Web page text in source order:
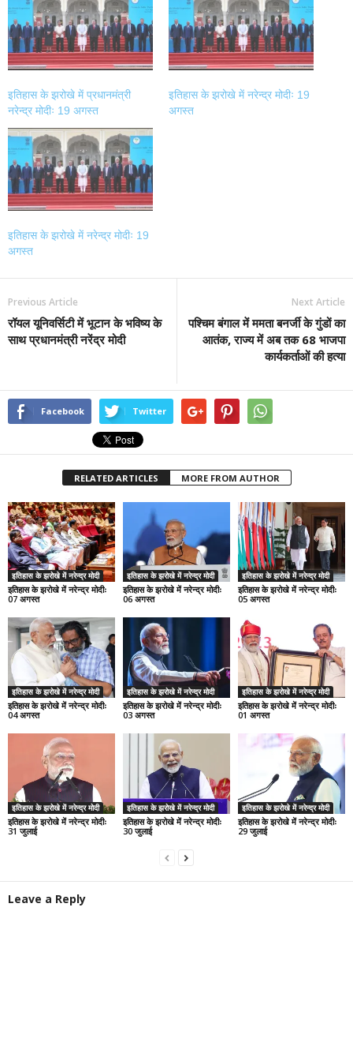
in
new
window)
in
new
window)
in
new
window)
in
new
window)
इतिहास के झरोखे में प्रधानमंत्री
नरेन्द्र मोदीः 19 अगस्त
इतिहास के झरोखे में नरेन्द्र मोदीः 19
अगस्त
इतिहास के झरोखे में नरेन्द्र मोदीः 19
अगस्त
Previous Article
रॉयल यूनिवर्सिटी में भूटान के भविष्य के
साथ प्रधानमंत्री नरेंद्र मोदी
Next Article
पश्चिम बंगाल में ममता बनर्जी के गुंडों का
आतंक, राज्य में अब तक 68 भाजपा
कार्यकर्ताओं की हत्या
Facebook Twitter
RELATED ARTICLES MORE FROM AUTHOR
इतिहास के झरोखे में नरेन्द्र मोदी
इतिहास के झरोखे में नरेन्द्र मोदीः
07 अगस्त
इतिहास के झरोखे में नरेन्द्र मोदी
इतिहास के झरोखे में नरेन्द्र मोदीः
06 अगस्त
इतिहास के झरोखे में नरेन्द्र मोदी
इतिहास के झरोखे में नरेन्द्र मोदीः
05 अगस्त
इतिहास के झरोखे में नरेन्द्र मोदी
इतिहास के झरोखे में नरेन्द्र मोदीः
04 अगस्त
इतिहास के झरोखे में नरेन्द्र मोदी
इतिहास के झरोखे में नरेन्द्र मोदीः
03 अगस्त
इतिहास के झरोखे में नरेन्द्र मोदी
इतिहास के झरोखे में नरेन्द्र मोदीः
01 अगस्त
इतिहास के झरोखे में नरेन्द्र मोदी
इतिहास के झरोखे में नरेन्द्र मोदीः
31 जुलाई
इतिहास के झरोखे में नरेन्द्र मोदी
इतिहास के झरोखे में नरेन्द्र मोदीः
30 जुलाई
इतिहास के झरोखे में नरेन्द्र मोदी
इतिहास के झरोखे में नरेन्द्र मोदीः
29 जुलाई
Leave a Reply